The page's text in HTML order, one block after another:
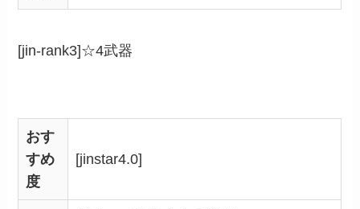
[jin-rank3]☆4武器
おす
すめ
度
[jinstar4.0]